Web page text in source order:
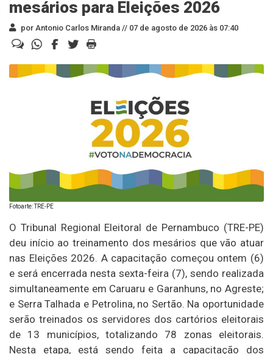
mesários para Eleições 2026
por Antonio Carlos Miranda // 07 de agosto de 2026 às 07:40
Fotoarte: TRE-PE
O Tribunal Regional Eleitoral de Pernambuco (TRE-PE)
deu início ao treinamento dos mesários que vão atuar
nas Eleições 2026. A capacitação começou ontem (6)
e será encerrada nesta sexta-feira (7), sendo realizada
simultaneamente em Caruaru e Garanhuns, no Agreste;
e Serra Talhada e Petrolina, no Sertão. Na oportunidade
serão treinados os servidores dos cartórios eleitorais
de 13 municípios, totalizando 78 zonas eleitorais.
Nesta etapa, está sendo feita a capacitação dos